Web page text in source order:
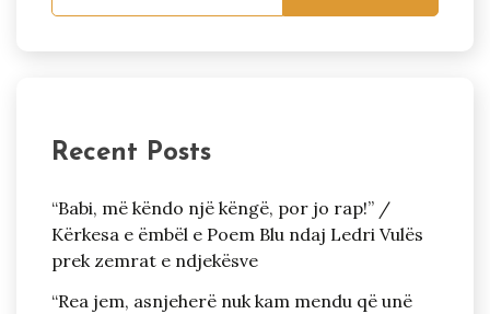
Recent Posts
“Babi, më këndo një këngë, por jo rap!” /
Kërkesa e ëmbël e Poem Blu ndaj Ledri Vulës
prek zemrat e ndjekësve
“Rea jem, asnjeherë nuk kam mendu që unë